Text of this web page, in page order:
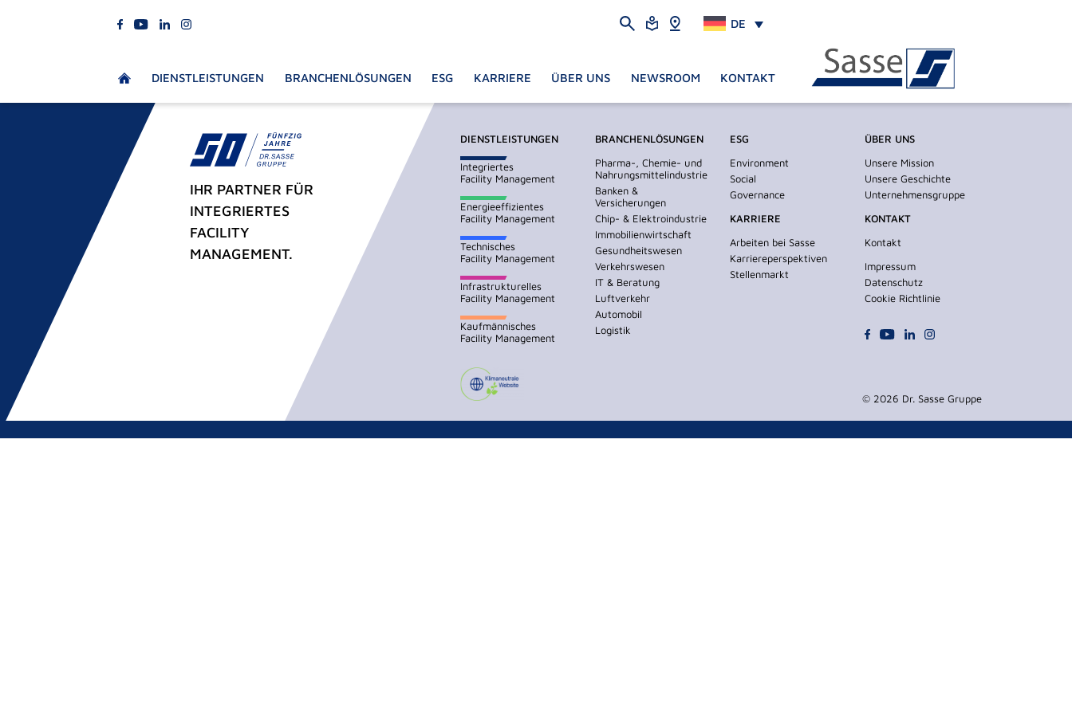
DE
DIENSTLEISTUNGEN BRANCHENLÖSUNGEN ESG KARRIERE ÜBER UNS NEWSROOM KONTAKT
IHR PARTNER FÜR
INTEGRIERTES
FACILITY
MANAGEMENT.
DIENSTLEISTUNGEN
Integriertes
Facility Management
Energieeffizientes
Facility Management
Technisches
Facility Management
Infrastrukturelles
Facility Management
Kaufmännisches
Facility Management
BRANCHENLÖSUNGEN
Pharma-, Chemie- und
Nahrungsmittelindustrie
Banken &
Versicherungen
Chip- & Elektroindustrie
Immobilienwirtschaft
Gesundheitswesen
Verkehrswesen
IT & Beratung
Luftverkehr
Automobil
Logistik
ESG
Environment
Social
Governance
KARRIERE
Arbeiten bei Sasse
Karriereperspektiven
Stellenmarkt
ÜBER UNS
Unsere Mission
Unsere Geschichte
Unternehmensgruppe
KONTAKT
Kontakt
Impressum
Datenschutz
Cookie Richtlinie
© 2026 Dr. Sasse Gruppe